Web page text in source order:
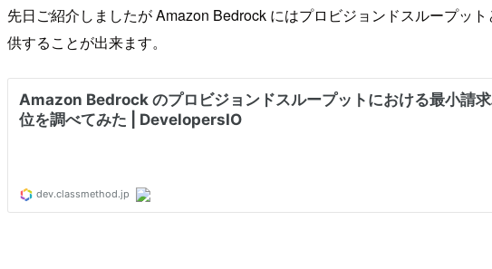
先日ご紹介しましたが Amazon Bedrock にはプロビジョンドスループッ
供することが出来ます。